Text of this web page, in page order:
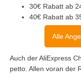
30€ Rabatt ab
40€ Rabatt ab
Alle
Auch der AliExpress
petto. Allen voran der